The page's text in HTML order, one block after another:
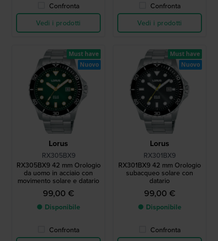
Confronta
Vedi i prodotti
Confronta
Vedi i prodotti
Lorus
RX305BX9
RX305BX9 42 mm Orologio
da uomo in acciaio con
movimento solare e datario
99,00 €
● Disponibile
Confronta
Must have
Nuovo
Lorus
RX301BX9
RX301BX9 42 mm Orologio
subacqueo solare con
datario
99,00 €
● Disponibile
Confronta
Must have
Nuovo